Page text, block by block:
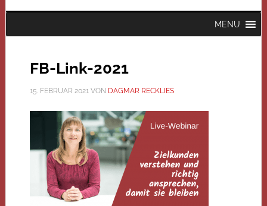
MENU
FB-Link-2021
15. FEBRUAR 2021VON DAGMAR RECKLIES